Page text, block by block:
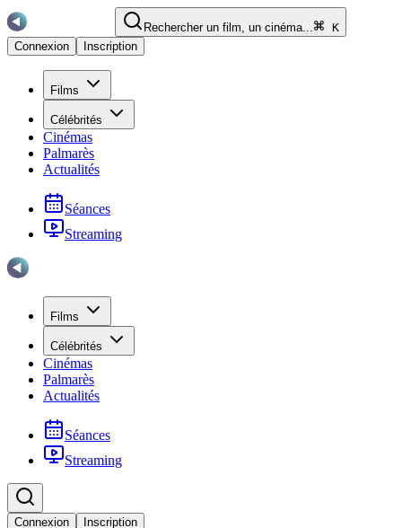
Rechercher un film, un cinéma...
K
Connexion
Inscription
Films
Célébrités
Cinémas
Palmarès
Actualités
Séances
Streaming
Films
Célébrités
Cinémas
Palmarès
Actualités
Séances
Streaming
Connexion Inscription